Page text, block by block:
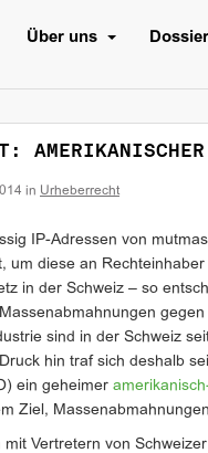
Über uns
in Urheberrecht
IP-Adressen von
um diese an
in der Schweiz – so
sind in der Schweiz
hin traf sich deshalb
ein geheimer
Ziel,
mit Vertretern von